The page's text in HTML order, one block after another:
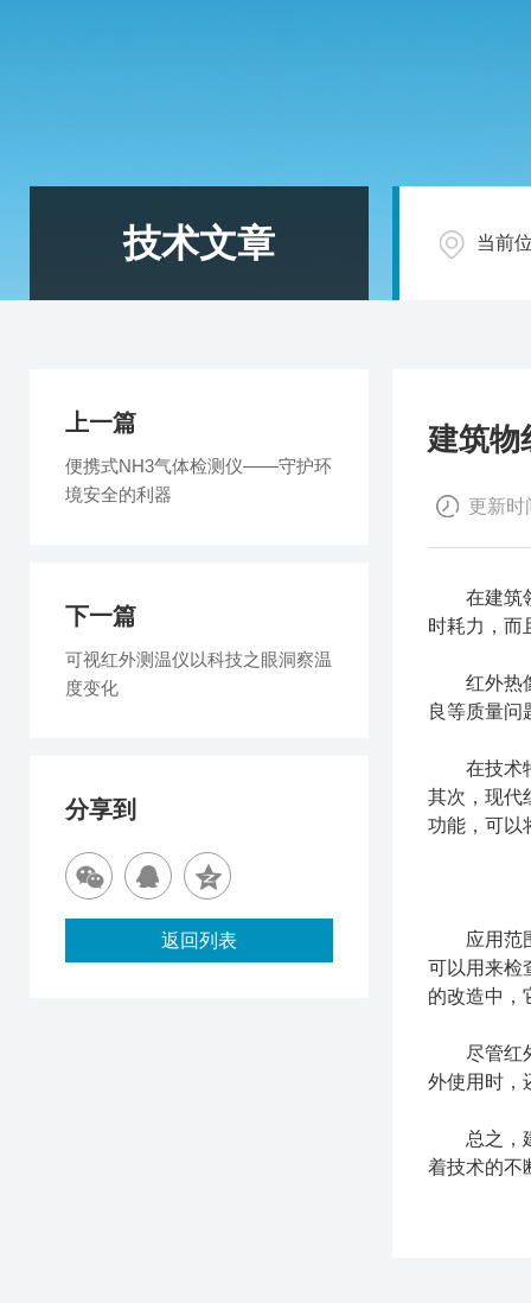
技术文章 当前
建筑物
更新时
在建筑领
时耗力，而
红外热像
良等质量问
在技术
其次，现代
功能，可以
应用范围
可以用来检
的改造中，
尽管红外
外使用时，
总之，建
着技术的不
上一篇
便携式NH3气体检测仪——守护环
境安全的利器
下一篇
可视红外测温仪以科技之眼洞察温
度变化
分享到
返回列表